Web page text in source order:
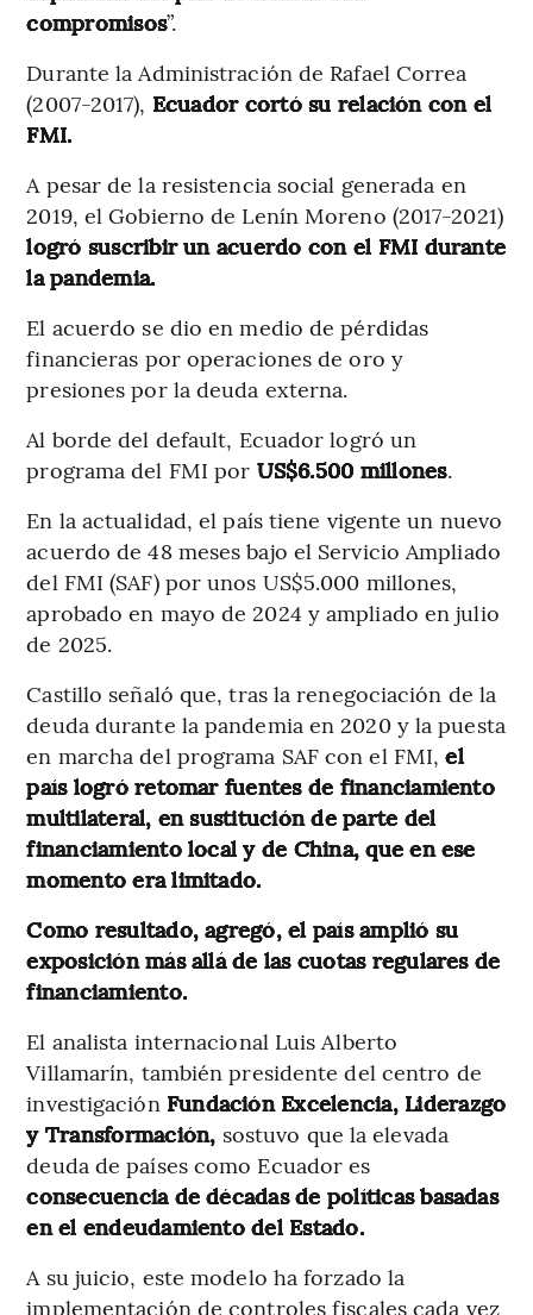
compromisos”.
Durante la Administración de Rafael Correa
(2007-2017), Ecuador cortó su relación con el
FMI.
A pesar de la resistencia social generada en
2019, el Gobierno de Lenín Moreno (2017-2021)
logró suscribir un acuerdo con el FMI durante
la pandemia.
El acuerdo se dio en medio de pérdidas
financieras por operaciones de oro y
presiones por la deuda externa.
Al borde del default, Ecuador logró un
programa del FMI por US$6.500 millones.
En la actualidad, el país tiene vigente un nuevo
acuerdo de 48 meses bajo el Servicio Ampliado
del FMI (SAF) por unos US$5.000 millones,
aprobado en mayo de 2024 y ampliado en julio
de 2025.
Castillo señaló que, tras la renegociación de la
deuda durante la pandemia en 2020 y la puesta
en marcha del programa SAF con el FMI,el
país logró retomar fuentes de financiamiento
multilateral, en sustitución de parte del
financiamiento local y de China, que en ese
momento era limitado.
Como resultado, agregó, el país amplió su
exposición más allá de las cuotas regulares de
financiamiento.
El analista internacional Luis Alberto
Villamarín, también presidente del centro de
investigación Fundación Excelencia, Liderazgo
y Transformación, sostuvo que la elevada
deuda de países como Ecuador es
consecuencia de décadas de políticas basadas
en el endeudamiento del Estado.
A su juicio, este modelo ha forzado la
implementación de controles fiscales cada vez